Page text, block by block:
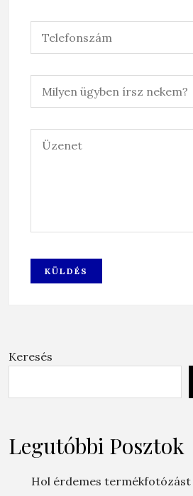
Keresés
Legutóbbi Posztok
Hol érdemes